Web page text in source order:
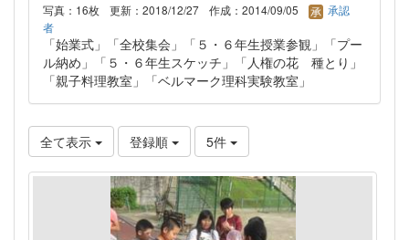
写真：16枚 更新：2018/12/27 作成：2014/09/05
承認
者
「始業式」「全校集会」「５・６年生授業参観」「プー
ル納め」「５・６年生スケッチ」「人権の花 種とり」
「親子料理教室」「ベルマーク理科実験教室」
全て表示 登録順 5件